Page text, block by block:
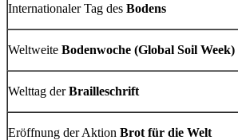
Internationaler Tag des Bodens
Weltweite Bodenwoche (Global Soil Week)
Welttag derBrailleschrift
Eröffnung der Aktion Brot für die Welt